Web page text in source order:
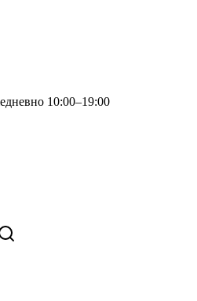
10:00–19:00